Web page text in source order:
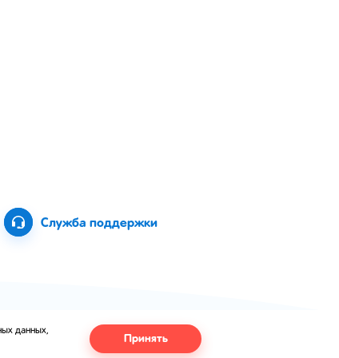
Служба поддержки
и на сайте могут отличаться
данных,
Принять